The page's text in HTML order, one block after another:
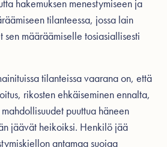
hakemuksen menestymiseen ja
tilanteessa, jossa lain
määräämiselle tosiasiallisesti
tilanteissa vaarana on, että
rikosten ehkäiseminen ennalta,
puuttua häneen
jäävät heikoiksi. Henkilö jää
antamaa suojaa